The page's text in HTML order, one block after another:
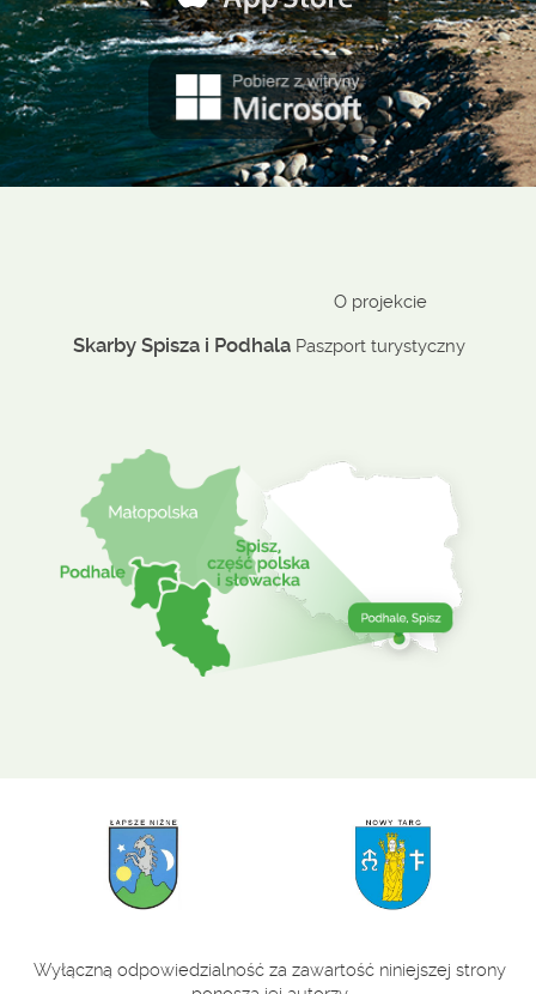
Skarby Spisza i Podhala
O projekcie
Paszport turystyczny
Wyłączną odpowiedzialność za zawartość niniejszej strony